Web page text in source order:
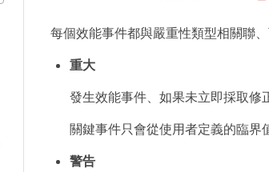
每個效能事件都與嚴重性類型相關聯
重大
發生效能事件、如果未立即採取修
關鍵事件只會從使用者定義的臨界
警告